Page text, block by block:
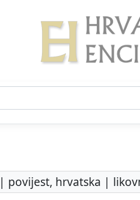
povijest, hrvatska |